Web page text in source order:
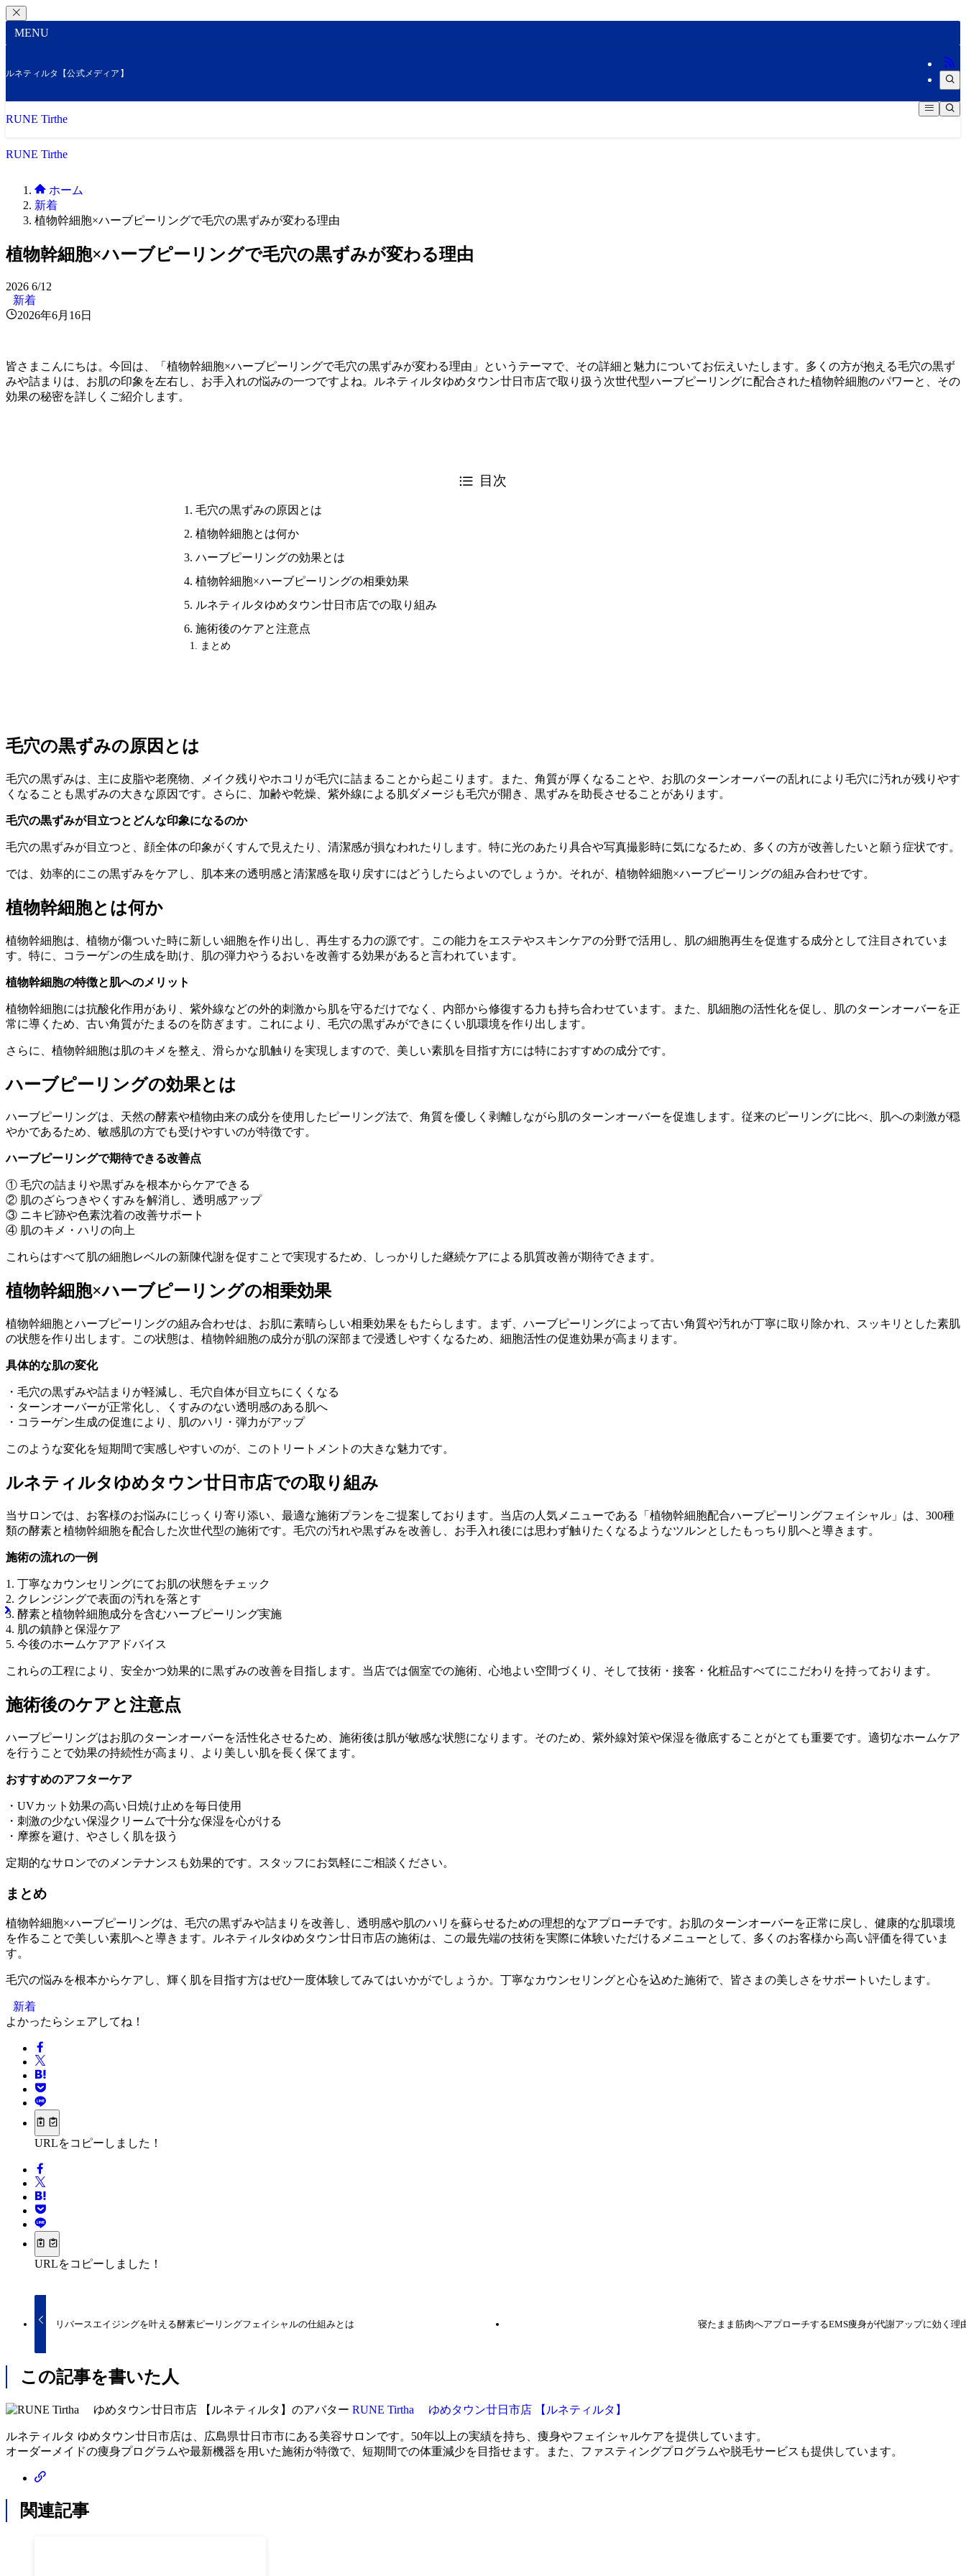
MENU
ルネティルタ【公式メディア】
RUNE Tirthe
RUNE Tirthe
ホーム
新着
植物幹細胞×ハーブピーリングで毛穴の黒ずみが変わる理由
植物幹細胞×ハーブピーリングで毛穴の黒ずみが変わる理由
2026 6/12
新着
2026年6月16日
皆さまこんにちは。今回は、「植物幹細胞×ハーブピーリングで毛穴の黒ずみが変わる理由」というテーマで、その詳細と魅力についてお伝えいたします。多くの方が抱える毛穴の黒ず
みや詰まりは、お肌の印象を左右し、お手入れの悩みの一つですよね。ルネティルタゆめタウン廿日市店で取り扱う次世代型ハーブピーリングに配合された植物幹細胞のパワーと、その
効果の秘密を詳しくご紹介します。
目次
毛穴の黒ずみの原因とは
植物幹細胞とは何か
ハーブピーリングの効果とは
植物幹細胞×ハーブピーリングの相乗効果
ルネティルタゆめタウン廿日市店での取り組み
施術後のケアと注意点
まとめ
毛穴の黒ずみの原因とは
毛穴の黒ずみは、主に皮脂や老廃物、メイク残りやホコリが毛穴に詰まることから起こります。また、角質が厚くなることや、お肌のターンオーバーの乱れにより毛穴に汚れが残りやす
くなることも黒ずみの大きな原因です。さらに、加齢や乾燥、紫外線による肌ダメージも毛穴が開き、黒ずみを助長させることがあります。
毛穴の黒ずみが目立つとどんな印象になるのか
毛穴の黒ずみが目立つと、顔全体の印象がくすんで見えたり、清潔感が損なわれたりします。特に光のあたり具合や写真撮影時に気になるため、多くの方が改善したいと願う症状です。
では、効率的にこの黒ずみをケアし、肌本来の透明感と清潔感を取り戻すにはどうしたらよいのでしょうか。それが、植物幹細胞×ハーブピーリングの組み合わせです。
植物幹細胞とは何か
植物幹細胞は、植物が傷ついた時に新しい細胞を作り出し、再生する力の源です。この能力をエステやスキンケアの分野で活用し、肌の細胞再生を促進する成分として注目されていま
す。特に、コラーゲンの生成を助け、肌の弾力やうるおいを改善する効果があると言われています。
植物幹細胞の特徴と肌へのメリット
植物幹細胞には抗酸化作用があり、紫外線などの外的刺激から肌を守るだけでなく、内部から修復する力も持ち合わせています。また、肌細胞の活性化を促し、肌のターンオーバーを正
常に導くため、古い角質がたまるのを防ぎます。これにより、毛穴の黒ずみができにくい肌環境を作り出します。
さらに、植物幹細胞は肌のキメを整え、滑らかな肌触りを実現しますので、美しい素肌を目指す方には特におすすめの成分です。
ハーブピーリングの効果とは
ハーブピーリングは、天然の酵素や植物由来の成分を使用したピーリング法で、角質を優しく剥離しながら肌のターンオーバーを促進します。従来のピーリングに比べ、肌への刺激が穏
やかであるため、敏感肌の方でも受けやすいのが特徴です。
ハーブピーリングで期待できる改善点
① 毛穴の詰まりや黒ずみを根本からケアできる
② 肌のざらつきやくすみを解消し、透明感アップ
③ ニキビ跡や色素沈着の改善サポート
④ 肌のキメ・ハリの向上
これらはすべて肌の細胞レベルの新陳代謝を促すことで実現するため、しっかりした継続ケアによる肌質改善が期待できます。
植物幹細胞×ハーブピーリングの相乗効果
植物幹細胞とハーブピーリングの組み合わせは、お肌に素晴らしい相乗効果をもたらします。まず、ハーブピーリングによって古い角質や汚れが丁寧に取り除かれ、スッキリとした素肌
の状態を作り出します。この状態は、植物幹細胞の成分が肌の深部まで浸透しやすくなるため、細胞活性の促進効果が高まります。
具体的な肌の変化
・毛穴の黒ずみや詰まりが軽減し、毛穴自体が目立ちにくくなる
・ターンオーバーが正常化し、くすみのない透明感のある肌へ
・コラーゲン生成の促進により、肌のハリ・弾力がアップ
このような変化を短期間で実感しやすいのが、このトリートメントの大きな魅力です。
ルネティルタゆめタウン廿日市店での取り組み
当サロンでは、お客様のお悩みにじっくり寄り添い、最適な施術プランをご提案しております。当店の人気メニューである「植物幹細胞配合ハーブピーリングフェイシャル」は、300種
類の酵素と植物幹細胞を配合した次世代型の施術です。毛穴の汚れや黒ずみを改善し、お手入れ後には思わず触りたくなるようなツルンとしたもっちり肌へと導きます。
施術の流れの一例
1. 丁寧なカウンセリングにてお肌の状態をチェック
2. クレンジングで表面の汚れを落とす
3. 酵素と植物幹細胞成分を含むハーブピーリング実施
4. 肌の鎮静と保湿ケア
5. 今後のホームケアアドバイス
これらの工程により、安全かつ効果的に黒ずみの改善を目指します。当店では個室での施術、心地よい空間づくり、そして技術・接客・化粧品すべてにこだわりを持っております。
施術後のケアと注意点
ハーブピーリングはお肌のターンオーバーを活性化させるため、施術後は肌が敏感な状態になります。そのため、紫外線対策や保湿を徹底することがとても重要です。適切なホームケア
を行うことで効果の持続性が高まり、より美しい肌を長く保てます。
おすすめのアフターケア
・UVカット効果の高い日焼け止めを毎日使用
・刺激の少ない保湿クリームで十分な保湿を心がける
・摩擦を避け、やさしく肌を扱う
定期的なサロンでのメンテナンスも効果的です。スタッフにお気軽にご相談ください。
まとめ
植物幹細胞×ハーブピーリングは、毛穴の黒ずみや詰まりを改善し、透明感や肌のハリを蘇らせるための理想的なアプローチです。お肌のターンオーバーを正常に戻し、健康的な肌環境
を作ることで美しい素肌へと導きます。ルネティルタゆめタウン廿日市店の施術は、この最先端の技術を実際に体験いただけるメニューとして、多くのお客様から高い評価を得ていま
す。
毛穴の悩みを根本からケアし、輝く肌を目指す方はぜひ一度体験してみてはいかがでしょうか。丁寧なカウンセリングと心を込めた施術で、皆さまの美しさをサポートいたします。
新着
よかったらシェアしてね！
URLをコピーしました！
URLをコピーしました！
リバースエイジングを叶える酵素ピーリングフェイシャルの仕組みとは 寝たまま筋肉へアプローチするEMS痩身が代謝アップに効く理
この記事を書いた人
RUNE Tirtha ゆめタウン廿日市店 【ルネティルタ】
ルネティルタ ゆめタウン廿日市店は、広島県廿日市市にある美容サロンです。50年以上の実績を持ち、痩身やフェイシャルケアを提供しています。
オーダーメイドの痩身プログラムや最新機器を用いた施術が特徴で、短期間での体重減少を目指せます。また、ファスティングプログラムや脱毛サービスも提供しています。
関連記事